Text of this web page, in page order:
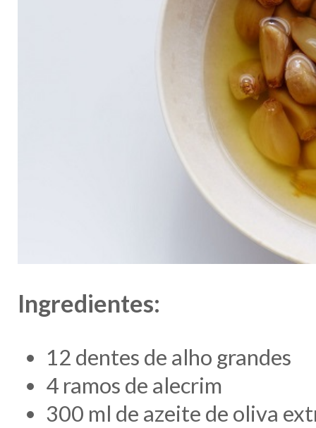
Ingredientes:
12 dentes de alho grandes
4 ramos de alecrim
300 ml de azeite de oliva